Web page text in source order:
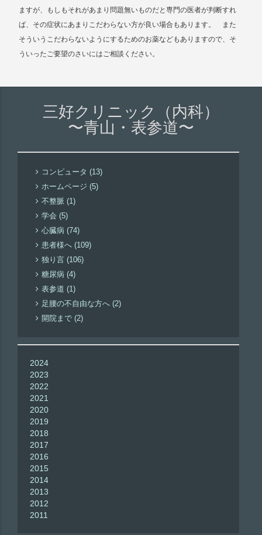
ますが、もしもそれがあまり問題無いものだと専門の医者が判断すれ
ば、その症状にあまりこだわらない方が良い場合もあります。 また
そういうこだわらないようにするためのお薬などもありますので、そ
ういったご要望のさいにはご相談ください。
三好クリニック（内科）
〜青山・表参道〜
コンピュータ (13)
ホームページ (5)
不整脈 (1)
学会 (5)
心臓病 (74)
患者様へ (109)
独り言 (106)
糖尿病 (4)
表参道 (1)
足腰の不自由な方へ (2)
開院まで (2)
2024
2023
2022
2021
2020
2019
2018
2017
2016
2015
2014
2013
2012
2011